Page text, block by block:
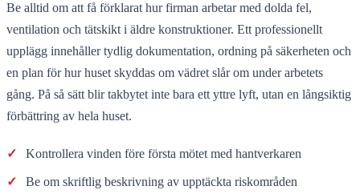
Be alltid om att få förklarat hur firman arbetar med dolda fel,
ventilation och tätskikt i äldre konstruktioner. Ett professionellt
upplägg innehåller tydlig dokumentation, ordning på säkerheten och
en plan för hur huset skyddas om vädret slår om under arbetets
gång. På så sätt blir takbytet inte bara ett yttre lyft, utan en långsiktig
förbättring av hela huset.
✓ Kontrollera vinden före första mötet med hantverkaren
✓ Be om skriftlig beskrivning av upptäckta riskområden